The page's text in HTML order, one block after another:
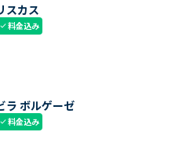
スカス
check料金込み
ラ ボルゲーゼ
check料金込み